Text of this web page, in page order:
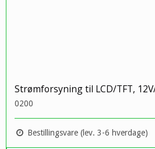
Strømforsyning til LCD/TFT,
0200
Bestillingsvare (lev. 3-6 hverdage)